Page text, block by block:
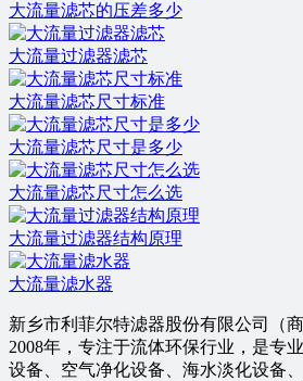
大流量滤芯的压差多少
大流量过滤器滤芯
大流量滤芯尺寸标准
大流量滤芯尺寸是多少
大流量滤芯尺寸怎么选
大流量过滤器结构原理
大流量滤水器
新乡市利菲尔特滤器股份有限公司（
2008年，专注于流体环保行业，是专
设备、空气净化设备、海水淡化设备